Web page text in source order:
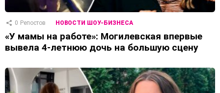
0 Репостов НОВОСТИ ШОУ-БИЗНЕСА
«У мамы на работе»: Могилевская впервые
вывела 4-летнюю дочь на большую сцену